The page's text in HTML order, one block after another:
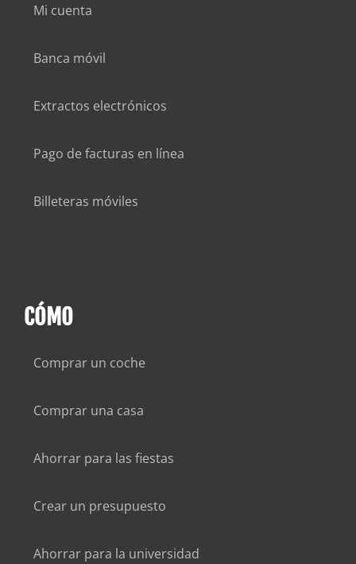
Mi cuenta
Banca móvil
Extractos electrónicos
Pago de facturas en línea
Billeteras móviles
CÓMO
Comprar un coche
Comprar una casa
Ahorrar para las fiestas
Crear un presupuesto
Ahorrar para la universidad